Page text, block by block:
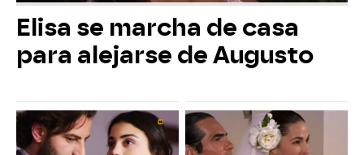
Elisa se marcha de casa
para alejarse de Augusto